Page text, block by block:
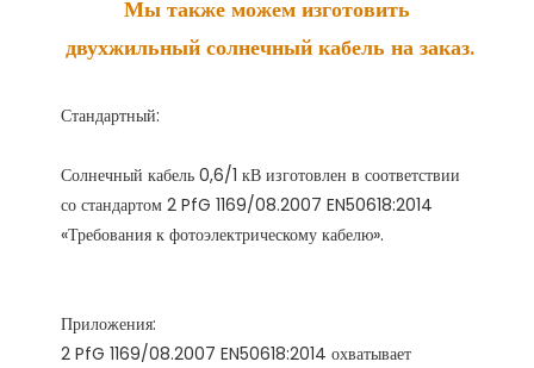
Мы также можем изготовить
Солнечный кабель 0,6/1 кВ изготовлен в соответствии
со стандартом 2 PfG 1169/08.2007 EN50618:2014
Приложения:
2 PfG 1169/08.2007 EN50618:2014 охватывает